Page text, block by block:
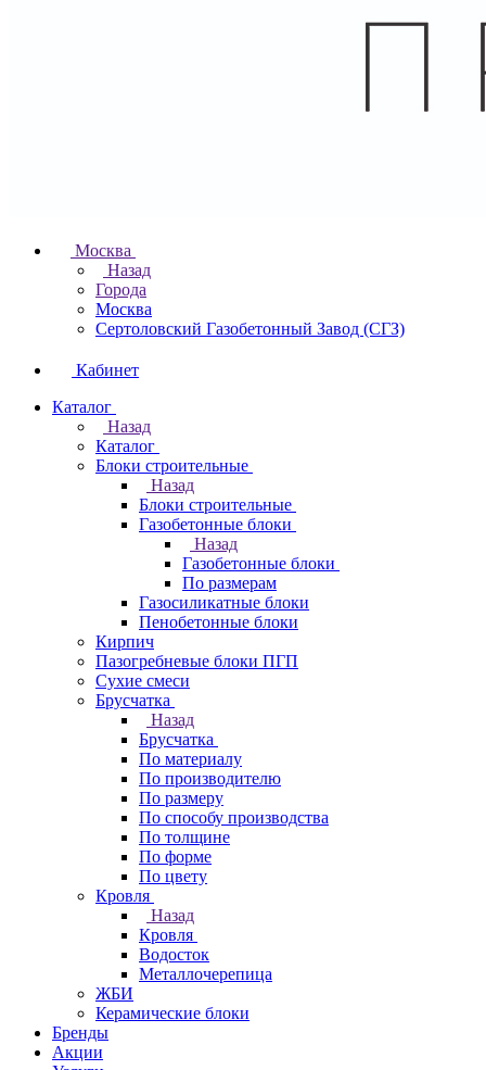
Москва
Назад
Города
Москва
Сертоловский Газобетонный Завод (СГЗ)
Кабинет
Каталог
Назад
Каталог
Блоки строительные
Назад
Блоки строительные
Газобетонные блоки
Назад
Газобетонные блоки
По размерам
Газосиликатные блоки
Пенобетонные блоки
Кирпич
Пазогребневые блоки ПГП
Сухие смеси
Брусчатка
Назад
Брусчатка
По материалу
По производителю
По размеру
По способу производства
По толщине
По форме
По цвету
Кровля
Назад
Кровля
Водосток
Металлочерепица
ЖБИ
Керамические блоки
Бренды
Акции